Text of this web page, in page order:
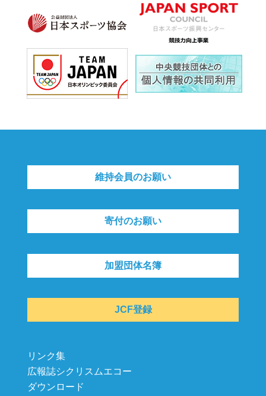
維持会員のお願い
寄付のお願い
加盟団体名簿
JCF登録
リンク集
広報誌シクリスムエコー
ダウンロード